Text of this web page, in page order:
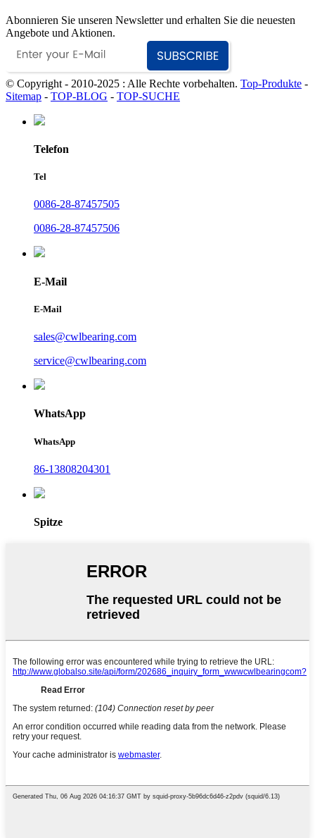
Abonnieren Sie unseren Newsletter und erhalten Sie die neuesten
Angebote und Aktionen.
© Copyright - 2010-2025 : Alle Rechte vorbehalten. Top-Produkte -
Sitemap - TOP-BLOG - TOP-SUCHE
Telefon
Tel
0086-28-87457505
0086-28-87457506
E-Mail
E-Mail
sales@cwlbearing.com
service@cwlbearing.com
WhatsApp
WhatsApp
86-13808204301
Spitze